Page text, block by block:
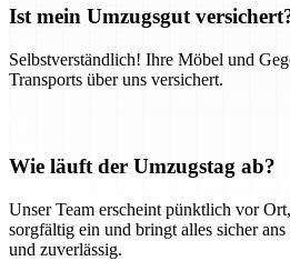
Ist mein Umzugsgut
Selbstverständlich! Ihre Möbel und
Transports über uns versichert.
Wie läuft der Umzugstag ab?
Unser Team erscheint pünktlich vor
sorgfältig ein und bringt alles sicher
und zuverlässig.